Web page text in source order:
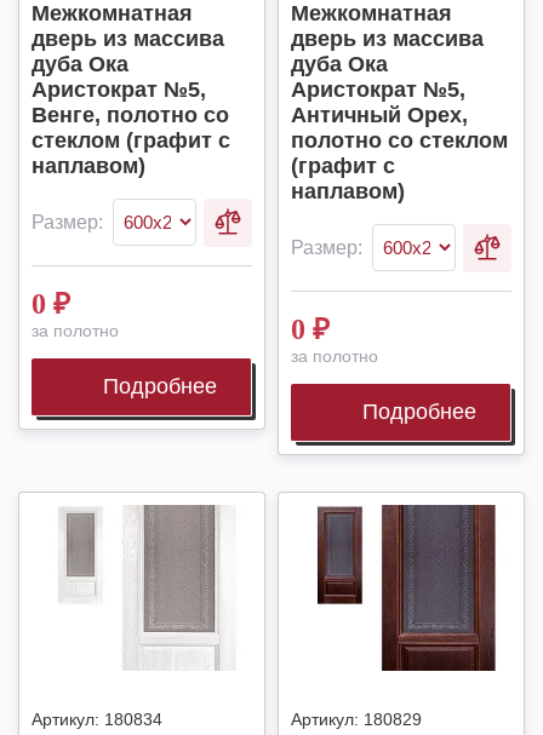
Межкомнатная
дверь из массива
дуба Ока
Аристократ №5,
Венге, полотно со
стеклом (графит с
наплавом)
Размер:
0 ₽
за полотно
Подробнее
Межкомнатная
дверь из массива
дуба Ока
Аристократ №5,
Античный Орех,
полотно со стеклом
(графит с
наплавом)
Размер:
0 ₽
за полотно
Подробнее
Артикул: 180834 Артикул: 180829